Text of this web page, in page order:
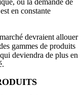
où la demande de
en constante
devraient allouer
gammes de produits
deviendra de plus en